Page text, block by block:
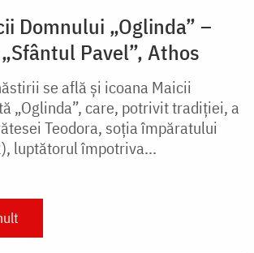
Domnului „Oglinda” –
Pavel”, Athos
se află şi icoana Maicii
„Oglinda”, care, potrivit tradiţiei, a
Teodora, soţia împăratului
luptătorul împotriva...